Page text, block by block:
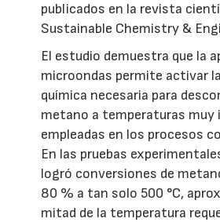
publicados en la revista
Sustainable Chemistry &
El estudio demuestra que la
microondas permite activar
química necesaria para
metano a temperaturas muy
empleadas en los procesos
En las pruebas
logró conversiones de
80 % a tan solo 500 °C,
mitad de la temperatura